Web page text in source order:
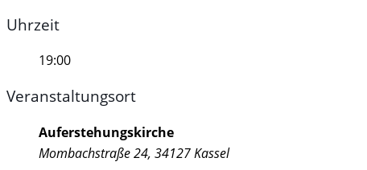
Uhrzeit
19:00
Veranstaltungsort
Auferstehungskirche
Mombachstraße 24, 34127 Kassel